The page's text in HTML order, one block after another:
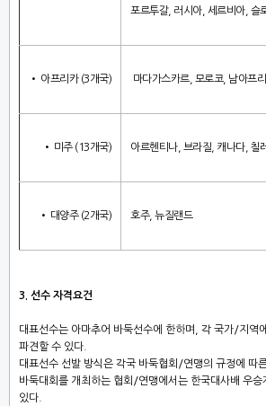
포르투갈, 러시아, 세르비아, 슬
• 아프리카(3개국) 마다가스카르, 모로코, 남아프
• 미주(13개국) 아르헨티나, 브라질 캐나다, 칠레
• 대양주(2개국) 호주, 뉴질랜드
3. 선수 자격요건
대표선수는 아마추어 바둑선수에 한하며 각 국가/지역
파견할 수 있다
대표선수 선발 방식은 각국 바둑협회 /연맹의 규정에 따
바둑대회를 개최하는 협회 /연맹에서는 한국대사배 우
있다.